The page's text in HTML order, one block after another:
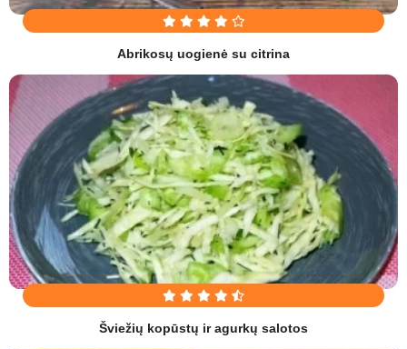
Abrikosų uogienė su citrina
Šviežių kopūstų ir agurkų salotos